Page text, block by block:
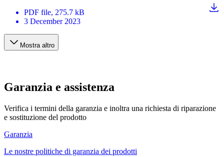
PDF file, 275.7 kB
3 December 2023
Mostra altro
Garanzia e assistenza
Verifica i termini della garanzia e inoltra una richiesta di riparazione
e sostituzione del prodotto
Garanzia
Le nostre politiche di garanzia dei prodotti